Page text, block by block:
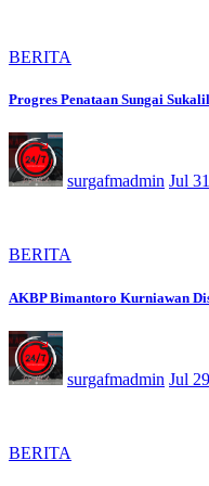
BERITA
Progres Penataan Sungai
surgafmadmin Jul
BERITA
AKBP Bimantoro Kurniawan
surgafmadmin Jul
BERITA